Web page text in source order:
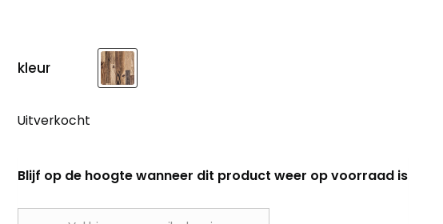
€ 239,00.
kleur
Uitverkocht
Blijf op de hoogte wanneer dit product weer op voorraad is